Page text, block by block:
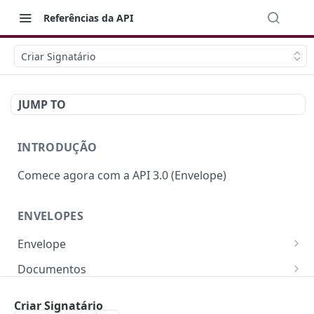
Referências da API
Criar Signatário
JUMP TO
INTRODUÇÃO
Comece agora com a API 3.0 (Envelope)
ENVELOPES
Envelope
Campos e Regras de Negócio
Documentos
Criar Signatário